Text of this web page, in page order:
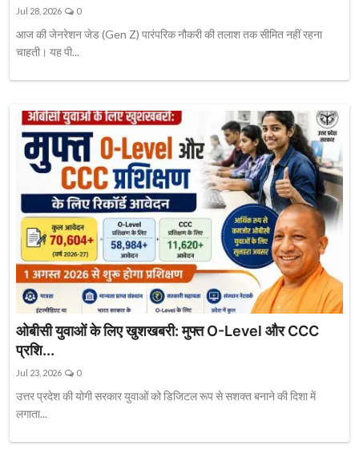
Jul 28, 2026 0
आज की जेनरेशन जेड (Gen Z) पारंपरिक नौकरी की तलाश तक सीमित नहीं रहना
चाहती। यह पी...
ओबीसी युवाओं के लिए खुशखबरी: मुफ्त O-Level और CCC
प्रशि...
Jul 23, 2026 0
उत्तर प्रदेश की योगी सरकार युवाओं को डिजिटल रूप से सशक्त बनाने की दिशा में
लगाता...